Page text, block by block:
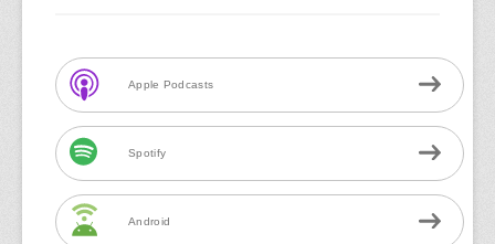
Apple Podcasts
Spotify
Android